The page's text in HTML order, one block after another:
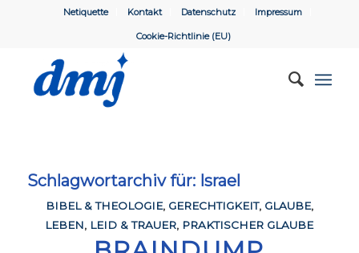
Netiquette Kontakt Datenschutz Impressum
Cookie-Richtlinie (EU)
Schlagwortarchiv für: Israel
BIBEL & THEOLOGIE, GERECHTIGKEIT, GLAUBE,
LEBEN, LEID & TRAUER, PRAKTISCHER GLAUBE